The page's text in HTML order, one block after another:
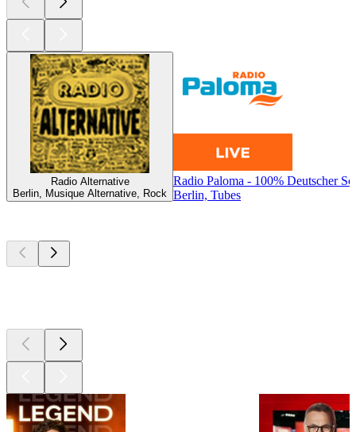
Radio Alternative
Berlin, Musique Alternative, Rock
Radio Paloma - 100% Deutscher
Berlin, Tubes